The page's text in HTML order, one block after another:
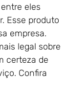
de
Friburgo –
eles
Esse produto
empresa.
legal sobre
certeza de
Confira